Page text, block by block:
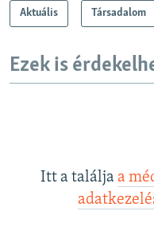
Aktuális Társadalom
Ezek is
Itt a találja a